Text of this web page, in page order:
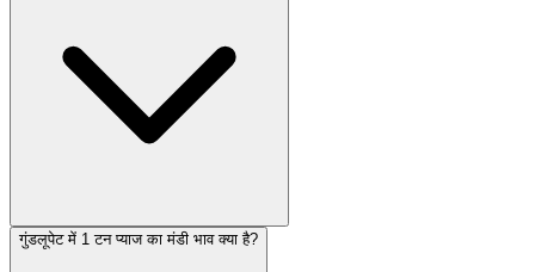
गुंडलूपेट में 1 टन प्याज का मंडी भाव क्या है?